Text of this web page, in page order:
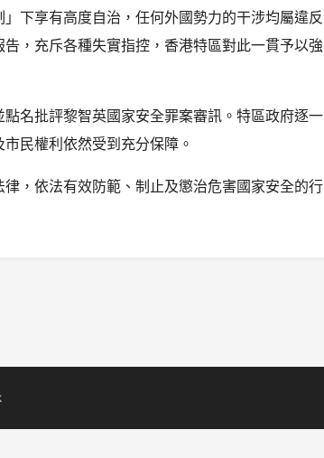
下享有高度自治，任何外國勢力的干涉均屬違反
，充斥各種失實指控，香港特區對此一貫予以強
名批評黎智英國家安全罪案審訊。特區政府逐一
民權利依然受到充分保障。
，依法有效防範、制止及懲治危害國家安全的行